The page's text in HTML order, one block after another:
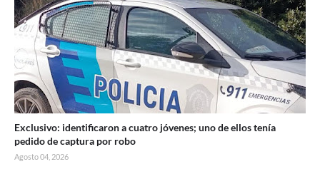
Exclusivo: identificaron a cuatro jóvenes; uno de ellos tenía
pedido de captura por robo
Agosto 04, 2026